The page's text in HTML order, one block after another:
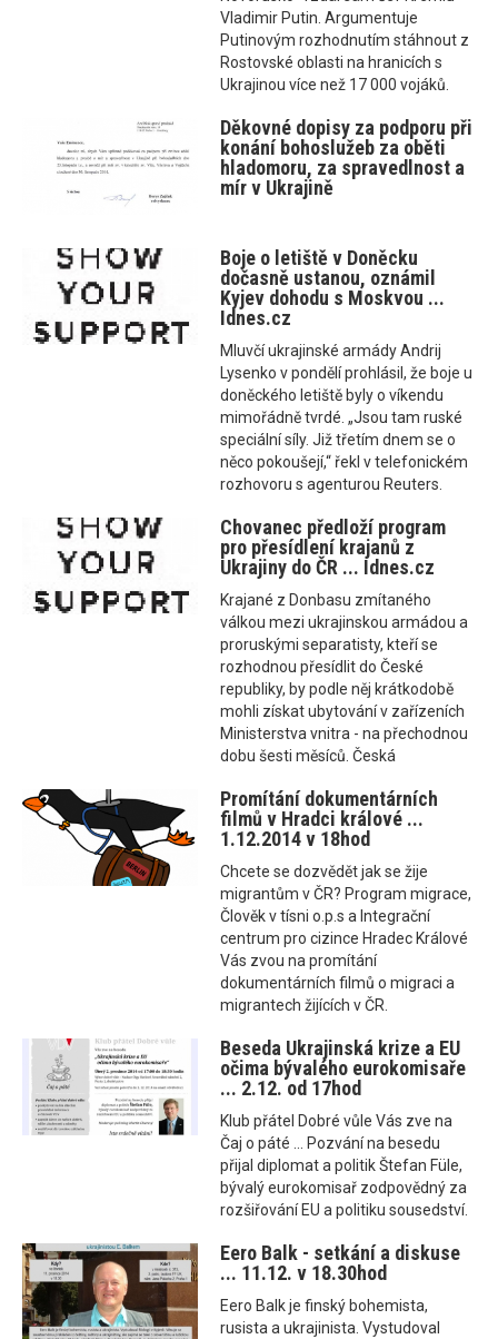
Vladimir Putin. Argumentuje
Putinovým rozhodnutím stáhnout z
Rostovské oblasti na hranicích s
Ukrajinou více než 17 000 vojáků.
Děkovné dopisy za podporu při
konání bohoslužeb za oběti
hladomoru, za spravedlnost a
mír v Ukrajině
Boje o letiště v Doněcku
dočasně ustanou, oznámil
Kyjev dohodu s Moskvou ...
Idnes.cz
Mluvčí ukrajinské armády Andrij
Lysenko v pondělí prohlásil, že boje u
doněckého letiště byly o víkendu
mimořádně tvrdé. „Jsou tam ruské
speciální síly. Již třetím dnem se o
něco pokoušejí,“ řekl v telefonickém
rozhovoru s agenturou Reuters.
Chovanec předloží program
pro přesídlení krajanů z
Ukrajiny do ČR ... Idnes.cz
Krajané z Donbasu zmítaného
válkou mezi ukrajinskou armádou a
proruskými separatisty, kteří se
rozhodnou přesídlit do České
republiky, by podle něj krátkodobě
mohli získat ubytování v zařízeních
Ministerstva vnitra - na přechodnou
dobu šesti měsíců. Česká
Promítání dokumentárních
filmů v Hradci králové ...
1.12.2014 v 18hod
Chcete se dozvědět jak se žije
migrantům v ČR? Program migrace,
Člověk v tísni o.p.s a Integrační
centrum pro cizince Hradec Králové
Vás zvou na promítání
dokumentárních filmů o migraci a
migrantech žijících v ČR.
Beseda Ukrajinská krize a EU
očima bývalého eurokomisaře
... 2.12. od 17hod
Klub přátel Dobré vůle Vás zve na
Čaj o páté ... Pozvání na besedu
přijal diplomat a politik Štefan Füle,
bývalý eurokomisař zodpovědný za
rozšiřování EU a politiku sousedství.
Eero Balk - setkání a diskuse
... 11.12. v 18.30hod
Eero Balk je finský bohemista,
rusista a ukrajinista. Vystudoval